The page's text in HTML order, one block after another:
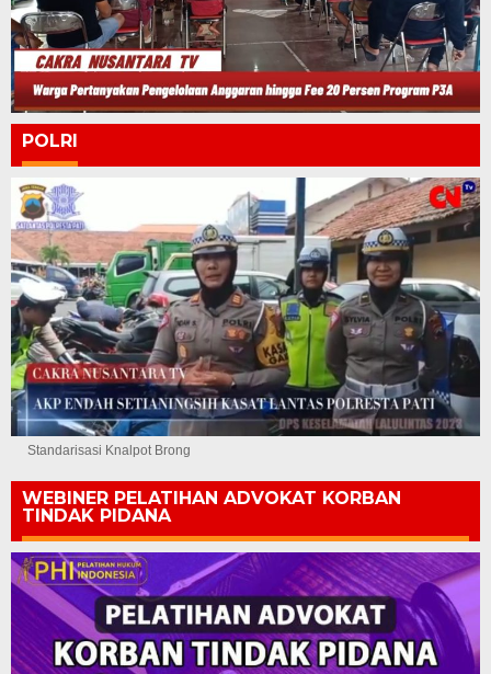
POLRI
Standarisasi Knalpot Brong
WEBINER PELATIHAN ADVOKAT KORBAN
TINDAK PIDANA